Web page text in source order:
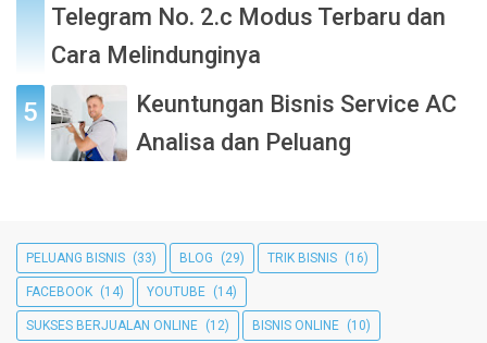
Telegram No. 2.c Modus Terbaru dan
Cara Melindunginya
Keuntungan Bisnis Service AC
Analisa dan Peluang
PELUANG BISNIS (33) BLOG (29) TRIK BISNIS (16)
FACEBOOK (14) YOUTUBE (14)
SUKSES BERJUALAN ONLINE (12) BISNIS ONLINE (10)